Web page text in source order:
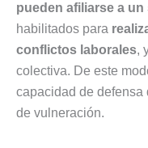
pueden afiliarse a
habilitados para
conflictos laborales,
colectiva. De este
capacidad de defensa
de vulneración.